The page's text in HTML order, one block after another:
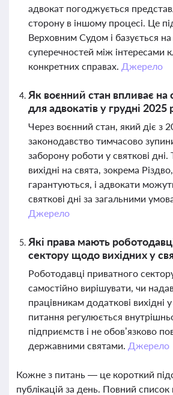
адвокат погоджується
сторону в іншому процесі. Це
Верховним Судом і базується на
суперечностей між інтересами
конкретних справах. Джерело
Як воєнний стан впливає на
для адвокатів у грудні 2025
Через воєнний стан, який діє з
законодавство тимчасово
заборону роботи у святкові дні.
вихідні на свята, зокрема
гарантуються, і адвокати
святкові дні за загальними
Джерело
Які права мають
сектору щодо вихідних у
Роботодавці приватного
самостійно вирішувати, чи
працівникам додаткові вихідні
питання регулюється
підприємств і не обов’язково
державними святами. Джерело
Кожне з питань — це короткий
публікацій за день. Повний